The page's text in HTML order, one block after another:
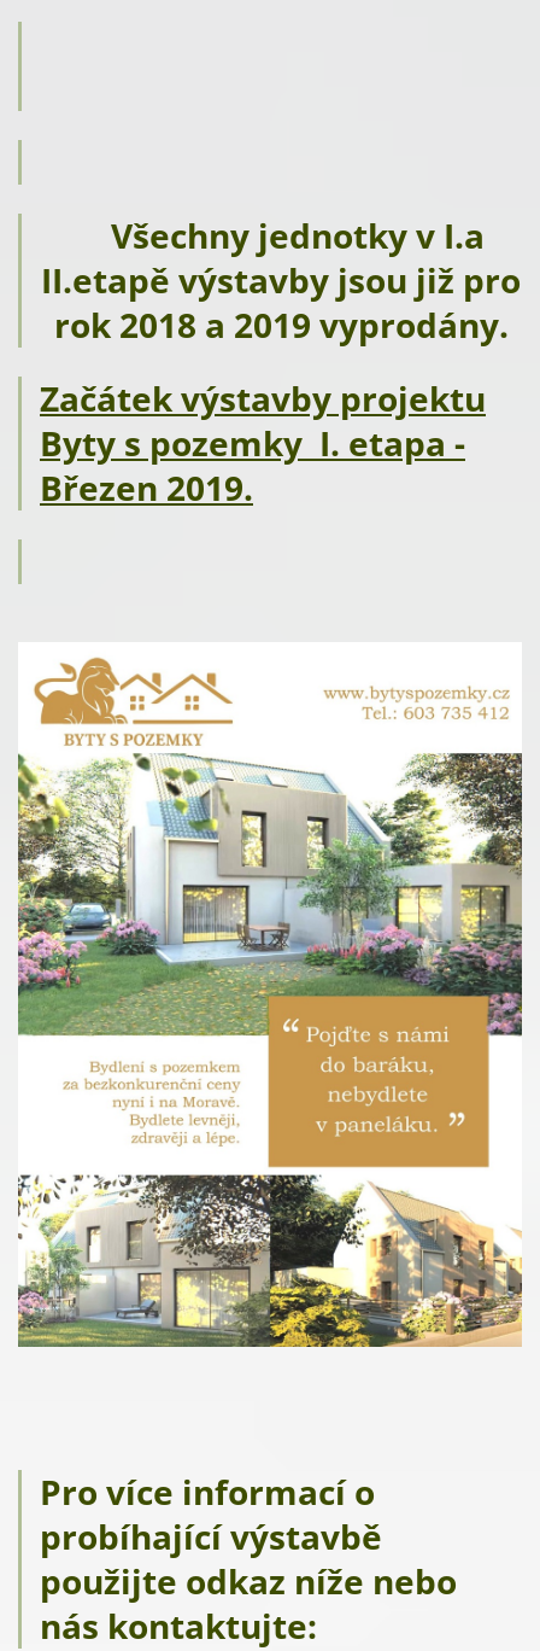
Všechny jednotky v I.a
II.etapě výstavby jsou již pro
rok 2018 a 2019 vyprodány.
Začátek výstavby projektu
Byty s pozemky I. etapa -
Březen 2019.
Pro více informací o
probíhající výstavbě
použijte odkaz níže nebo
nás kontaktujte: